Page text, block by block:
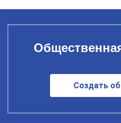
Создать